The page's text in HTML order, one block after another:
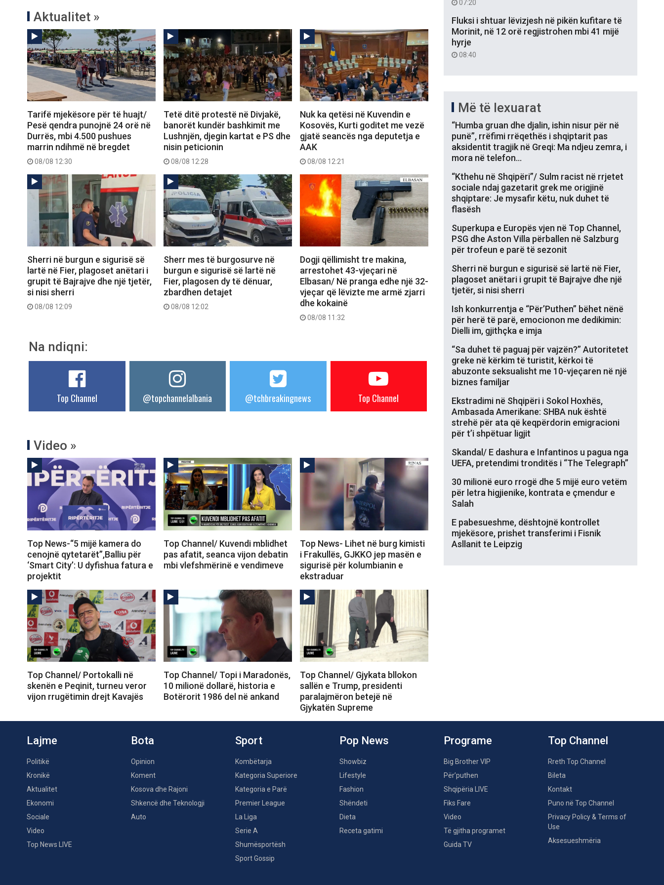
Aktualitet »
Tarifë mjekësore për të huajt/
Pesë qendra punojnë 24 orë në
Durrës, mbi 4.500 pushues
marrin ndihmë në bregdet
08/08 12:30
Tetë ditë protestë në Divjakë,
banorët kundër bashkimit me
Lushnjën, djegin kartat e PS dhe
nisin peticionin
08/08 12:28
Nuk ka qetësi në Kuvendin e
Kosovës, Kurti goditet me vezë
gjatë seancës nga deputetja e
AAK
08/08 12:21
Sherri në burgun e sigurisë së
lartë në Fier, plagoset anëtari i
grupit të Bajrajve dhe një tjetër,
si nisi sherri
08/08 12:09
Sherr mes të burgosurve në
burgun e sigurisë së lartë në
Fier, plagosen dy të dënuar,
zbardhen detajet
08/08 12:02
Dogji qëllimisht tre makina,
arrestohet 43-vjeçari në
Elbasan/ Në pranga edhe një 32-
vjeçar që lëvizte me armë zjarri
dhe kokainë
08/08 11:32
Na ndiqni:
Top Channel @topchannelalbania @tchbreakingnews Top Channel
Video »
Top News-“5 mijë kamera do
cenojnë qytetarët”,Balliu për
‘Smart City’: U dyfishua fatura e
projektit
Top Channel/ Kuvendi mblidhet
pas afatit, seanca vijon debatin
mbi vlefshmërinë e vendimeve
Top News- Lihet në burg kimisti
i Frakullës, GJKKO jep masën e
sigurisë për kolumbianin e
ekstraduar
Top Channel/ Portokalli në
skenën e Peqinit, turneu veror
vijon rrugëtimin drejt Kavajës
Top Channel/ Topi i Maradonës,
10 milionë dollarë, historia e
Botërorit 1986 del në ankand
Top Channel/ Gjykata bllokon
sallën e Trump, presidenti
paralajmëron betejë në
Gjykatën Supreme
07:20
Fluksi i shtuar lëvizjesh në pikën kufitare të
Morinit, në 12 orë regjistrohen mbi 41 mijë
hyrje
08:40
Më të lexuarat
“Humba gruan dhe djalin, ishin nisur për në
punë”, rrëfimi rrëqethës i shqiptarit pas
aksidentit tragjik në Greqi: Ma ndjeu zemra, i
mora në telefon…
“Kthehu në Shqipëri”/ Sulm racist në rrjetet
sociale ndaj gazetarit grek me origjinë
shqiptare: Je mysafir këtu, nuk duhet të
flasësh
Superkupa e Europës vjen në Top Channel,
PSG dhe Aston Villa përballen në Salzburg
për trofeun e parë të sezonit
Sherri në burgun e sigurisë së lartë në Fier,
plagoset anëtari i grupit të Bajrajve dhe një
tjetër, si nisi sherri
Ish konkurrentja e “Për’Puthen” bëhet nënë
për herë të parë, emocionon me dedikimin:
Dielli im, gjithçka e imja
“Sa duhet të paguaj për vajzën?” Autoritetet
greke në kërkim të turistit, kërkoi të
abuzonte seksualisht me 10-vjeçaren në një
biznes familjar
Ekstradimi në Shqipëri i Sokol Hoxhës,
Ambasada Amerikane: SHBA nuk është
strehë për ata që keqpërdorin emigracioni
për t’i shpëtuar ligjit
Skandal/ E dashura e Infantinos u pagua nga
UEFA, pretendimi tronditës i “The Telegraph”
30 milionë euro rrogë dhe 5 mijë euro vetëm
për letra higjienike, kontrata e çmendur e
Salah
E pabesueshme, dështojnë kontrollet
mjekësore, prishet transferimi i Fisnik
Asllanit te Leipzig
Lajme
Politikë
Kronikë
Aktualitet
Ekonomi
Sociale
Video
Top News LIVE
Bota
Opinion
Koment
Kosova dhe Rajoni
Shkencë dhe Teknologji
Auto
Sport
Kombëtarja
Kategoria Superiore
Kategoria e Parë
Premier League
La Liga
Serie A
Shumësportësh
Sport Gossip
Pop News
Showbiz
Lifestyle
Fashion
Shëndeti
Dieta
Receta gatimi
Programe
Big Brother VIP
Për’puthen
Shqipëria LIVE
Fiks Fare
Video
Të gjitha programet
Guida TV
Top Channel
Rreth Top Channel
Bileta
Kontakt
Puno në Top Channel
Privacy Policy & Terms of
Use
Aksesueshmëria